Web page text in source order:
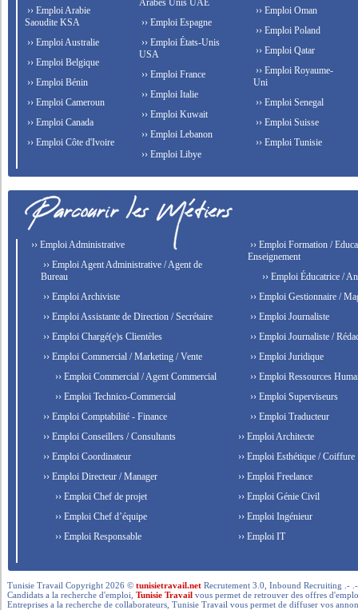
›› Emploi Arabie
Saoudite KSA
›› Emploi Australie
›› Emploi Belgique
›› Emploi Bénin
›› Emploi Cameroun
›› Emploi Canada
›› Emploi Côte d'Ivoire
Arabes Unis UAE
›› Emploi Espagne
›› Emploi États-Unis
USA
›› Emploi France
›› Emploi Italie
›› Emploi Kuwait
›› Emploi Lebanon
›› Emploi Libye
›› Emploi Oman
›› Emploi Poland
›› Emploi Qatar
›› Emploi Royaume-
Uni
›› Emploi Senegal
›› Emploi Suisse
›› Emploi Tunisie
›› Emploi Administrative
›› Emploi Agent Administrative / Agent de
Bureau
›› Emploi Archiviste
›› Emploi Assistante de Direction / Secrétaire
›› Emploi Chargé(e)s Clientèles
›› Emploi Commercial / Marketing / Vente
›› Emploi Commercial / Agent Commercial
›› Emploi Technico-Commercial
›› Emploi Comptabilité - Finance
›› Emploi Conseillers / Consultants
›› Emploi Coordinateur
›› Emploi Directeur / Manager
›› Emploi Chef de projet
›› Emploi Chef d’équipe
›› Emploi Responsable
›› Emploi Formation /
Enseignement
›› Emploi Éducatrice /
›› Emploi Gestionnaire /
›› Emploi Journaliste
›› Emploi Journaliste /
›› Emploi Juridique
›› Emploi Ressources
›› Emploi Superviseurs
›› Emploi Traducteur
›› Emploi Architecte
›› Emploi Esthétique / Coiffure
›› Emploi Freelance
›› Emploi Génie Civil
›› Emploi Ingénieur
›› Emploi IT
Tunisie Travail Copyright 2026 ©tunisietravail.net Recrutement 3.0, Inbound Recruiting .-
Candidats a la recherche d'emploi,Tunisie Travail vous permet de retrouver des offres
Entreprises a la recherche de collaborateurs, Tunisie Travail vous permet de diffuser vos